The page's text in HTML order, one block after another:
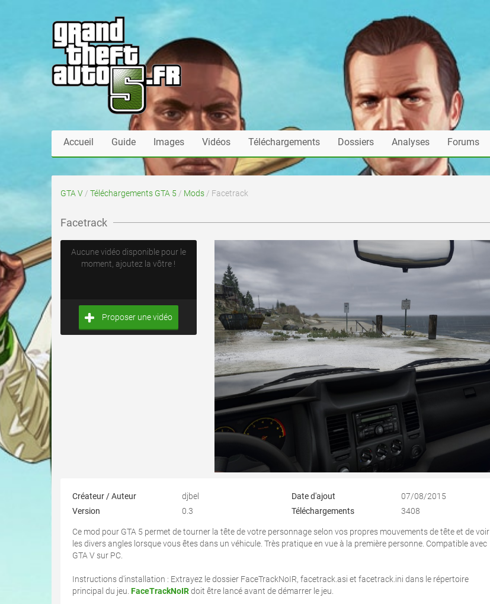
Accueil Guide Images Vidéos Téléchargements Dossiers Analyses Forums
GTA V / Téléchargements GTA 5 / Mods / Facetrack
Facetrack
Aucune vidéo disponible pour le
moment, ajoutez la vôtre !
Proposer une vidéo
Créateur / Auteur djbel Date d'ajout
07/08/2015
Version
0.3 Téléchargements 3408
Ce mod pour GTA 5 permet de tourner la tête de votre personnage selon vos propres mouvements de tête et de voir
les divers angles lorsque vous êtes dans un véhicule. Très pratique en vue à la première personne. Compatible avec
GTA V sur PC.
Instructions d'installation : Extrayez le dossier FaceTrackNoIR, facetrack.asi et facetrack.ini dans le répertoire
principal du jeu. FaceTrackNoIRdoit être lancé avant de démarrer le jeu.